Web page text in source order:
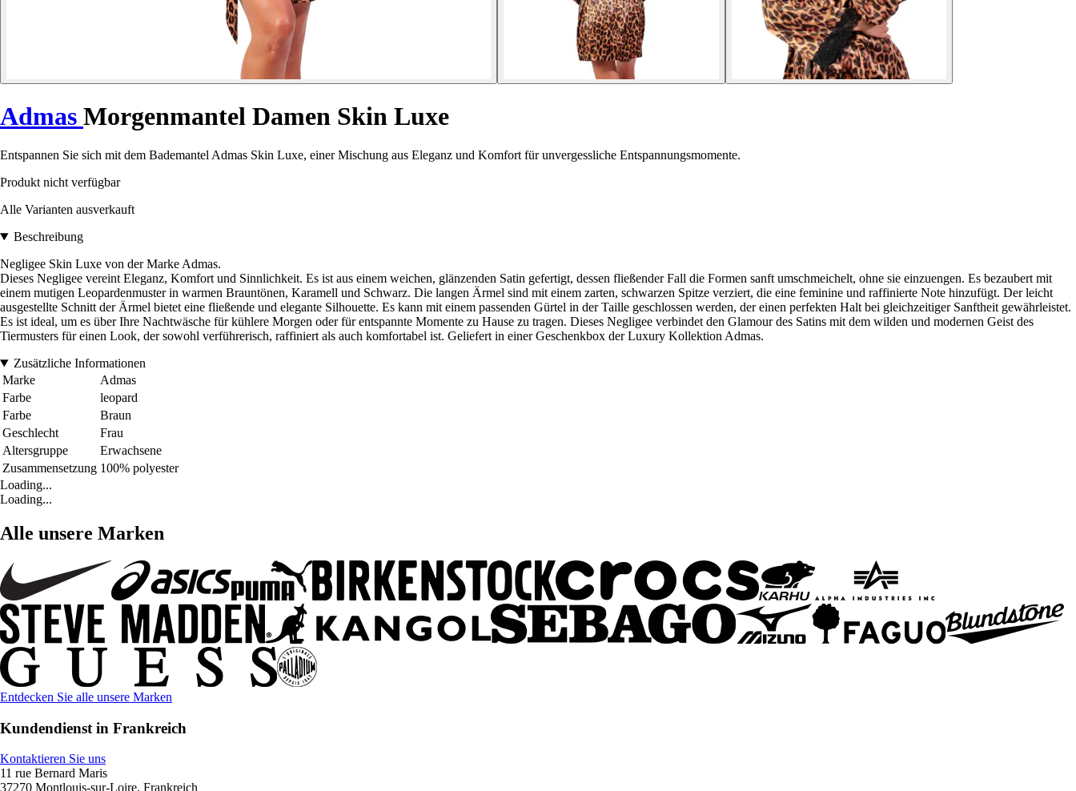
Admas Morgenmantel Damen Skin Luxe
Entspannen Sie sich mit dem Bademantel Admas Skin Luxe, einer Mischung aus Eleganz und Komfort für unvergessliche Entspannungsmomente.
Produkt nicht verfügbar
Alle Varianten ausverkauft
Beschreibung
Negligee Skin Luxe von der Marke Admas.
Dieses Negligee vereint Eleganz, Komfort und Sinnlichkeit. Es ist aus einem weichen, glänzenden Satin gefertigt, dessen fließender Fall die Formen sanft umschmeichelt, ohne sie einzuengen. Es bezaubert mit
einem mutigen Leopardenmuster in warmen Brauntönen, Karamell und Schwarz. Die langen Ärmel sind mit einem zarten, schwarzen Spitze verziert, die eine feminine und raffinierte Note hinzufügt. Der leicht
ausgestellte Schnitt der Ärmel bietet eine fließende und elegante Silhouette. Es kann mit einem passenden Gürtel in der Taille geschlossen werden, der einen perfekten Halt bei gleichzeitiger Sanftheit gewährleistet.
Es ist ideal, um es über Ihre Nachtwäsche für kühlere Morgen oder für entspannte Momente zu Hause zu tragen. Dieses Negligee verbindet den Glamour des Satins mit dem wilden und modernen Geist des
Tiermusters für einen Look, der sowohl verführerisch, raffiniert als auch komfortabel ist. Geliefert in einer Geschenkbox der Luxury Kollektion Admas.
Zusätzliche Informationen
Marke
Admas
Farbe
leopard
Farbe
Braun
Geschlecht
Frau
Altersgruppe
Erwachsene
Zusammensetzung 100% polyester
Loading...
Loading...
Alle unsere Marken
Entdecken Sie alle unsere Marken
Kundendienst in Frankreich
Kontaktieren Sie uns
11 rue Bernard Maris
37270 Montlouis-sur-Loire, Frankreich